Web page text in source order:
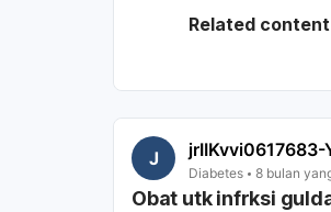
kerusakan
gangguan
gangguan
Gangguan
kesehatan
glukagon,
Related content
J jrIIKvvi0617683-
Diabetes 8 bulan
Obat utk infrksi